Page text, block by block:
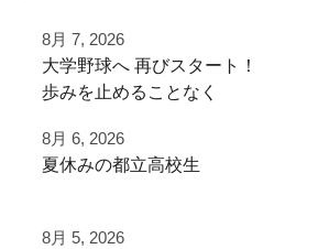
8月 7, 2026
⁡大学野球へ⁡ 再びスタート！⁡
⁡⁡歩みを止めることなく⁡
⁡頑張って
8月 6, 2026
夏休みの都立高校生
早速秋に向けた自主練
8月 5, 2026